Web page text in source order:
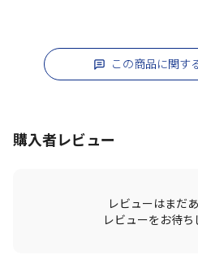
この商品に関す
購入者レビュー
レビューはまだ
レビューをお待ち